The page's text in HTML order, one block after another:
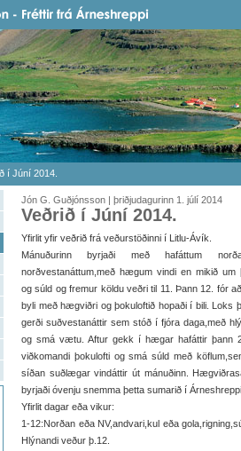
í Júní 2014.
Jón G. Guðjónsson | þriðjudagurinn 1. júlí 2014
Veðrið í Júní 2014.
Yfirlit yfir veðrið frá veðurstöðinni í Litlu-Ávík.
Mánuðurinn byrjaði með hafáttum
norðvestanáttum,með hægum vindi en mikið um
og súld og fremur köldu veðri til 11. Þann 12. fór
byli með hægviðri og þokuloftið hopaði í bili. Loks
gerði suðvestanáttir sem stóð í fjóra daga,með
og smá vætu. Aftur gekk í hægar hafáttir þann
viðkomandi þokulofti og smá súld með
síðan suðlægar vindáttir út mánuðinn.
byrjaði óvenju snemma þetta sumarið í
Yfirlit dagar eða vikur:
1-12:Norðan eða NV,andvari,kul eða
Hlýnandi veður þ.12.